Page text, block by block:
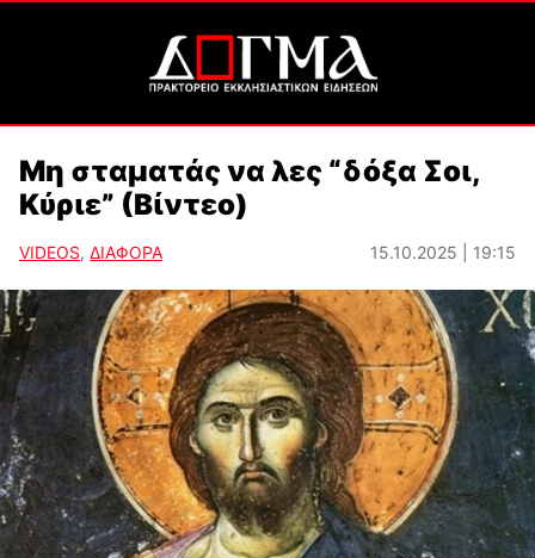
Μη σταματάς να λες “δόξα Σοι,
Κύριε” (Βίντεο)
VIDEOS, ΔΙΑΦΟΡΑ 15.10.2025 | 19:15